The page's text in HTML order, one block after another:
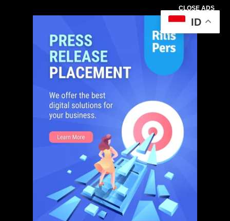
CLOSE ADS
ID